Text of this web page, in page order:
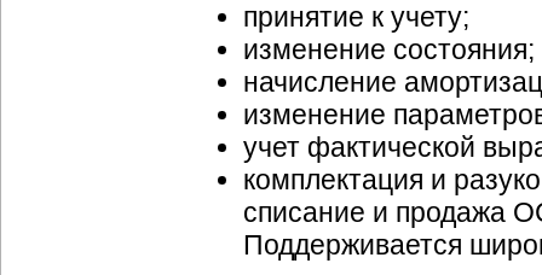
принятие к учету;
изменение состояния;
начисление
изменение
учет фактической
комплектация и
списание и продажа
Поддерживается